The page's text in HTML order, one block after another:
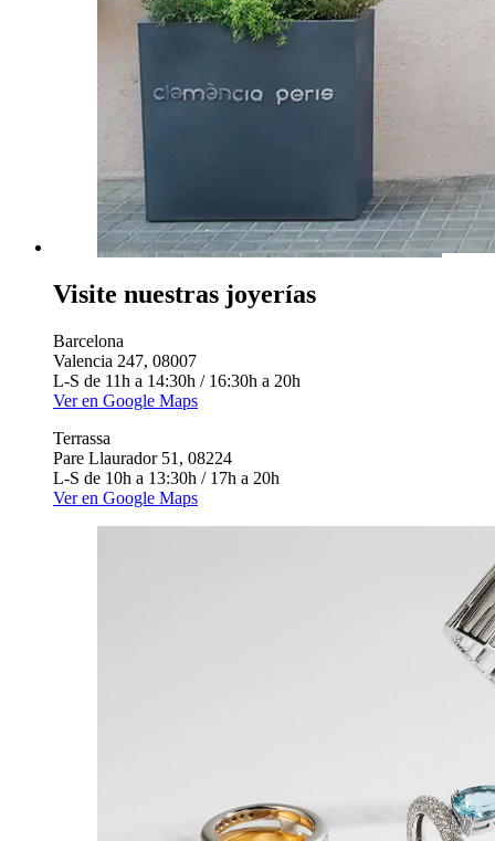
Visite nuestras joyerías
Barcelona
Valencia 247, 08007
L-S de 11h a 14:30h / 16:30h a 20h
Ver en Google Maps
Terrassa
Pare Llaurador 51, 08224
L-S de 10h a 13:30h / 17h a 20h
Ver en Google Maps